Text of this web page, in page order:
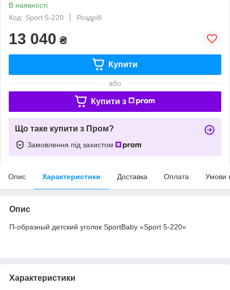
В наявності
Код: Sport 5-220
Роздріб
13 040 ₴
Купити
або
Купити з
Що таке купити з Пром?
Замовлення під захистом
Опис Характеристики Доставка Оплата Умови
Опис
П-образный детский уголок SportBaby «Sport 5-220»
Характеристики